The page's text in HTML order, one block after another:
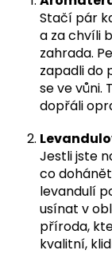
Stačí pár
a za chvíli
zahrada.
zapadli do
se ve vůni.
dopřáli
Jestli jste
co
levandulí
usínat v
příroda,
kvalitní,